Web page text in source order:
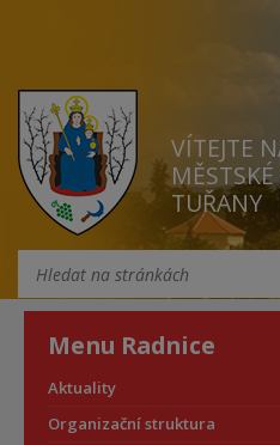
VÍTEJTE
TUŘANY
Menu Radnice
Aktuality
Organizační struktura